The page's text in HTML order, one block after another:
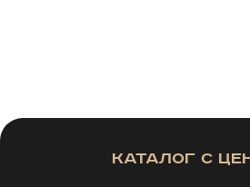
Каталог с